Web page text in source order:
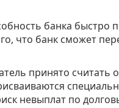
банка быстро
что банк сможет
принято считать
невыплат по